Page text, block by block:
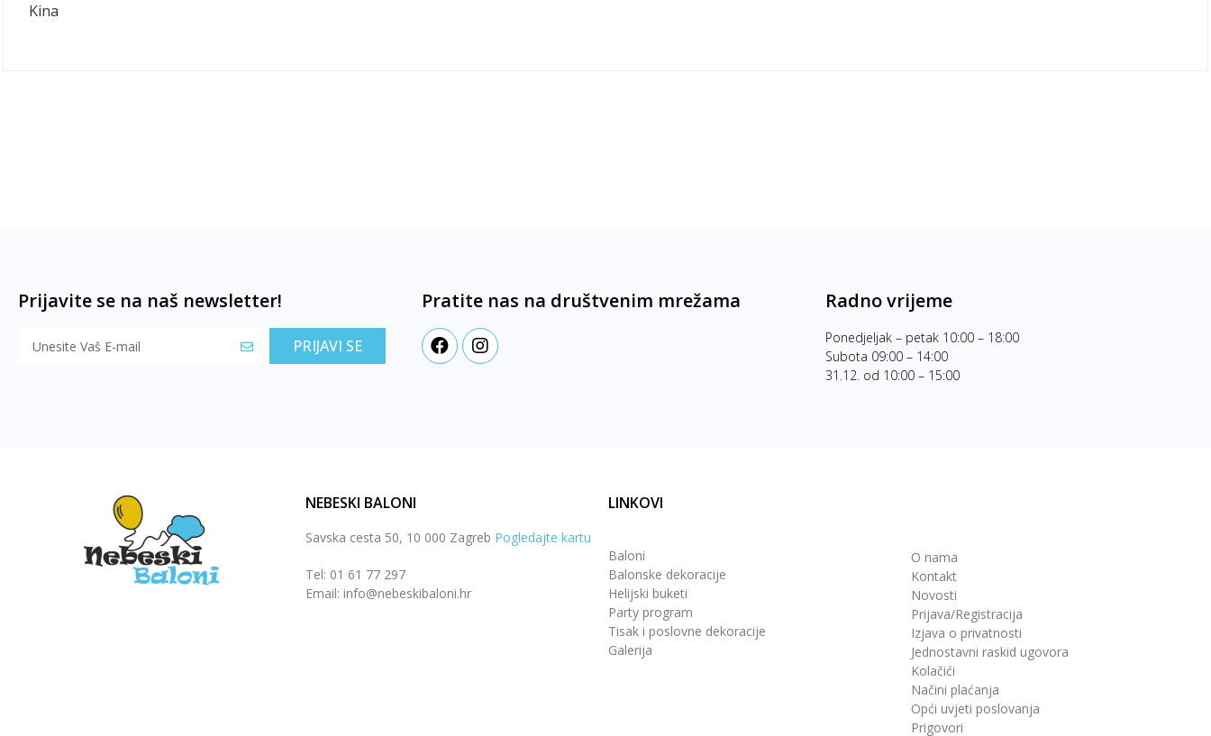
Kina
Prijavite se na naš newsletter!
PRIJAVI SE
Pratite nas na društvenim mrežama Radno vrijeme
Ponedjeljak – petak 10:00 – 18:00
Subota 09:00 – 14:00
31.12. od 10:00 – 15:00
NEBESKI BALONI
Savska cesta 50, 10 000 Zagreb Pogledajte kartu
Tel: 01 61 77 297
Email: info@nebeskibaloni.hr
LINKOVI
Baloni
Balonske dekoracije
Helijski buketi
Party program
Tisak i poslovne dekoracije
Galerija
O nama
Kontakt
Novosti
Prijava/Registracija
Izjava o privatnosti
Jednostavni raskid ugovora
Kolačići
Načini plaćanja
Opći uvjeti poslovanja
Prigovori